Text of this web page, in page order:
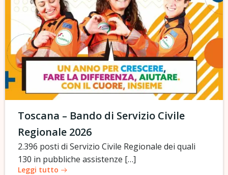
Toscana – Bando di Servizio Civile
Regionale 2026
2.396 posti di Servizio Civile Regionale dei quali
130 in pubbliche assistenze […]
Leggi tutto